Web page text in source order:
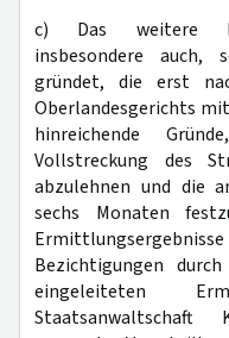
c) Das weitere
insbesondere auch,
gründet, die erst
Oberlandesgerichts
hinreichende
Vollstreckung des
abzulehnen und die
sechs Monaten
Bezichtigungen
eingeleiteten
Staatsanwaltschaft